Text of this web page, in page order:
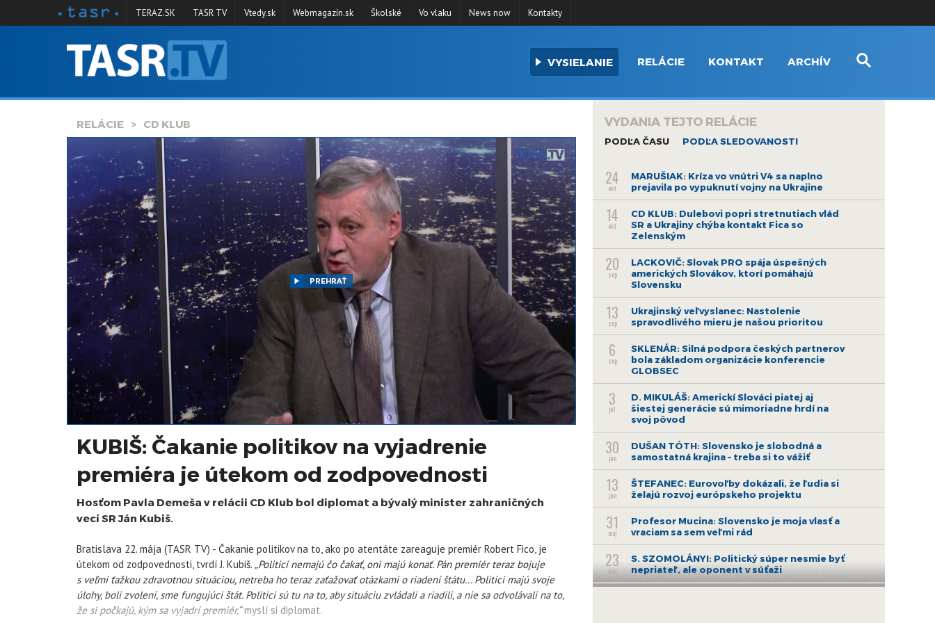
SPRAVODAJSTVO
TERAZ.SK TASR TV Vtedy.sk Webmagazín.sk Školské Vo vlaku News now Kontakty
VYSIELANIE RELÁCIE KONTAKT ARCHÍV
RELÁCIE CD KLUB
PREHRAŤ
KUBIŠ: Čakanie politikov na vyjadrenie
premiéra je útekom od zodpovednosti
Hosťom Pavla Demeša v relácii CD Klub bol diplomat a bývalý minister zahraničných
vecí SR Ján Kubiš.
Bratislava 22. mája (TASR TV) - Čakanie politikov na to, ako po atentáte zareaguje premiér Robert Fico, je
útekom od zodpovednosti, tvrdí J. Kubiš. „Politici nemajú čo čakať, oni majú konať. Pán premiér teraz bojuje
s veľmi ťažkou zdravotnou situáciou, netreba ho teraz zaťažovať otázkami o riadení štátu... Politici majú svoje
úlohy, boli zvolení, sme fungujúci štát. Politici sú tu na to, aby situáciu zvládali a riadili, a nie sa odvolávali na to,
že si počkajú, kým sa vyjadrí premiér,“myslí si diplomat.
VYDANIA TEJTO RELÁCIE
PODĽA ČASU PODĽA SLEDOVANOSTI
24
okt
MARUŠIAK: Kríza vo vnútri V4 sa naplno
prejavila po vypuknutí vojny na Ukrajine
14
okt
CD KLUB: Dulebovi popri stretnutiach vlád
SR a Ukrajiny chýba kontakt Fica so
Zelenským
20
sep
LACKOVIČ: Slovak PRO spája úspešných
amerických Slovákov, ktorí pomáhajú
Slovensku
13
sep
Ukrajinský veľvyslanec: Nastolenie
spravodlivého mieru je našou prioritou
6
sep
SKLENÁR: Silná podpora českých partnerov
bola základom organizácie konferencie
GLOBSEC
3
júl
D. MIKULÁŠ: Americkí Slováci piatej aj
šiestej generácie sú mimoriadne hrdí na
svoj pôvod
30
jún
DUŠAN TÓTH: Slovensko je slobodná a
samostatná krajina – treba si to vážiť
13
jún
ŠTEFANEC: Eurovoľby dokázali, že ľudia si
želajú rozvoj európskeho projektu
31
máj
Profesor Mucina: Slovensko je moja vlasť a
vraciam sa sem veľmi rád
23
máj
S. SZOMOLÁNYI: Politický súper nesmie byť
nepriateľ, ale oponent v súťaži